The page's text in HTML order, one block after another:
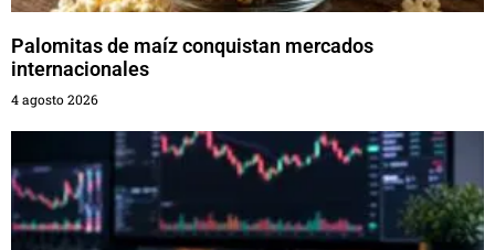
Palomitas de maíz conquistan mercados
internacionales
4 agosto 2026